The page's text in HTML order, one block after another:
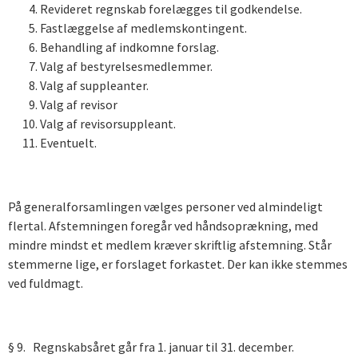
Revideret regnskab forelægges til godkendelse.
Fastlæggelse af medlemskontingent.
Behandling af indkomne forslag.
Valg af bestyrelsesmedlemmer.
Valg af suppleanter.
Valg af revisor
Valg af revisorsuppleant.
Eventuelt.
På generalforsamlingen vælges personer ved almindeligt
flertal. Afstemningen foregår ved håndsoprækning, med
mindre mindst et medlem kræver skriftlig afstemning. Står
stemmerne lige, er forslaget forkastet. Der kan ikke stemmes
ved fuldmagt.
§ 9. Regnskabsåret går fra 1. januar til 31. december.